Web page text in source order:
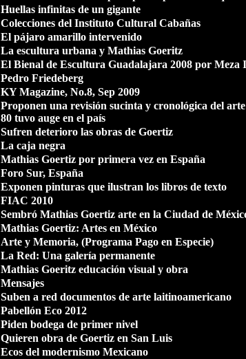
Huellas infinitas de un gigante
Colecciones del Instituto Cultural Cabañas
El pájaro amarillo intervenido
La escultura urbana y Mathias Goeritz
El Bienal de Escultura Guadalajara 2008 por Meza
Pedro Friedeberg
KY Magazine, No.8, Sep 2009
Proponen una revisión sucinta y cronológica del
80 tuvo auge en el país
Sufren deterioro las obras de Goertiz
La caja negra
Mathias Goertiz por primera vez en España
Foro Sur, España
Exponen pinturas que ilustran los libros de texto
FIAC 2010
Sembró Mathias Goertiz arte en la Ciudad de
Mathias Goertiz: Artes en México
Arte y Memoria, (Programa Pago en Especie)
La Red: Una galería permanente
Mathias Goeritz educación visual y obra
Mensajes
Suben a red documentos de arte laitinoamericano
Pabellón Eco 2012
Piden bodega de primer nivel
Quieren obra de Goertiz en San Luis
Ecos del modernismo Mexicano